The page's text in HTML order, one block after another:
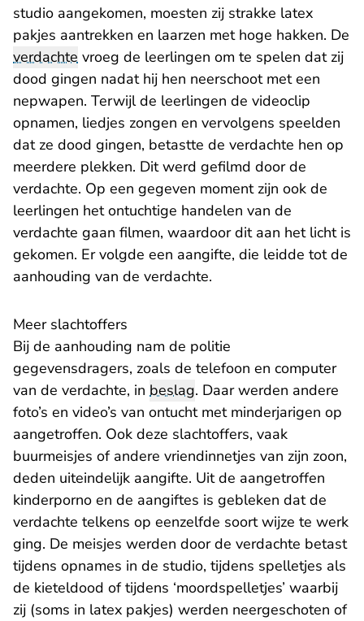
studio aangekomen, moesten zij strakke latex
pakjes aantrekken en laarzen met hoge hakken. De
verdachte vroeg de leerlingen om te spelen dat zij
dood gingen nadat hij hen neerschoot met een
nepwapen. Terwijl de leerlingen de videoclip
opnamen, liedjes zongen en vervolgens speelden
dat ze dood gingen, betastte de verdachte hen op
meerdere plekken. Dit werd gefilmd door de
verdachte. Op een gegeven moment zijn ook de
leerlingen het ontuchtige handelen van de
verdachte gaan filmen, waardoor dit aan het licht is
gekomen. Er volgde een aangifte, die leidde tot de
aanhouding van de verdachte.
Meer slachtoffers
Bij de aanhouding nam de politie
gegevensdragers, zoals de telefoon en computer
van de verdachte, in beslag. Daar werden andere
foto’s en video’s van ontucht met minderjarigen op
aangetroffen. Ook deze slachtoffers, vaak
buurmeisjes of andere vriendinnetjes van zijn zoon,
deden uiteindelijk aangifte. Uit de aangetroffen
kinderporno en de aangiftes is gebleken dat de
verdachte telkens op eenzelfde soort wijze te werk
ging. De meisjes werden door de verdachte betast
tijdens opnames in de studio, tijdens spelletjes als
de kieteldood of tijdens ‘moordspelletjes’ waarbij
zij (soms in latex pakjes) werden neergeschoten of